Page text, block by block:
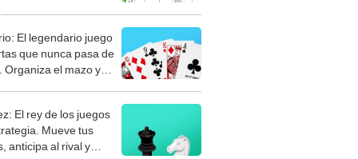
El legendario juego
que nunca pasa de
Organiza el mazo y
El rey de los juegos
Mueve tus
anticipa al rival y